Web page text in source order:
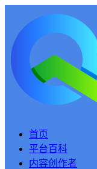
首页
平台百科
内容创作者